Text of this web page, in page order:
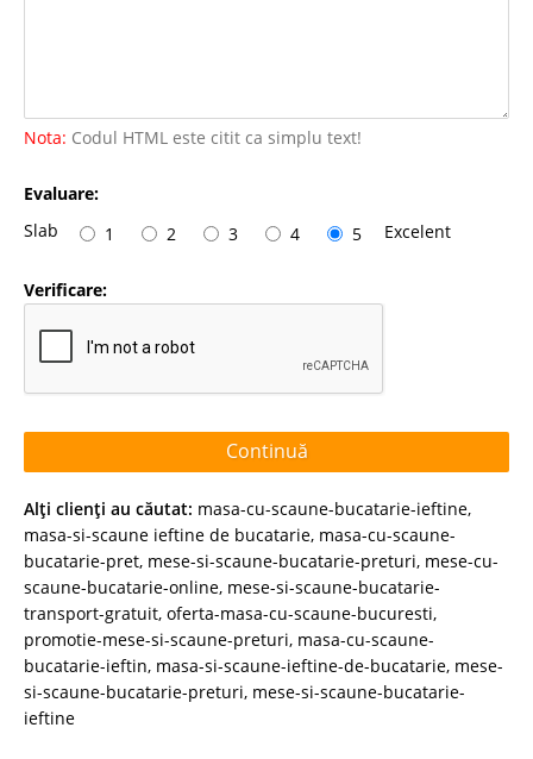
Nota: Codul HTML este citit ca simplu text!
Evaluare:
Slab
1 2 3 4 5 Excelent
Verificare:
Continuă
Alţi clienţi au căutat: masa-cu-scaune-bucatarie-ieftine,
masa-si-scaune ieftine de bucatarie, masa-cu-scaune-
bucatarie-pret, mese-si-scaune-bucatarie-preturi, mese-cu-
scaune-bucatarie-online, mese-si-scaune-bucatarie-
transport-gratuit, oferta-masa-cu-scaune-bucuresti,
promotie-mese-si-scaune-preturi, masa-cu-scaune-
bucatarie-ieftin, masa-si-scaune-ieftine-de-bucatarie, mese-
si-scaune-bucatarie-preturi, mese-si-scaune-bucatarie-
ieftine